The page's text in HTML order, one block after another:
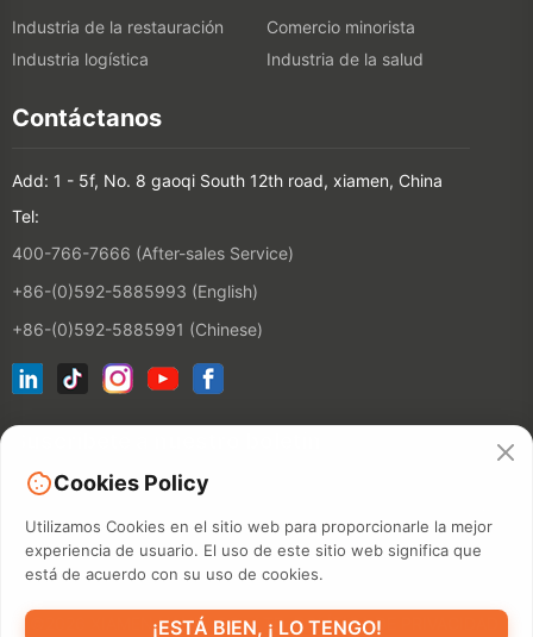
Industria de la restauración
Comercio minorista
Industria logística
Industria de la salud
Contáctanos
Add: 1 - 5f, No. 8 gaoqi South 12th road, xiamen, China
Tel:
400-766-7666 (After-sales Service)
+86-(0)592-5885993 (English)
+86-(0)592-5885991 (Chinese)
©2026 XIAMEN HANIN CO., LTD.POLÍTICA DE PRIVACIDAD
Cookies Policy
Utilizamos Cookies en el sitio web para proporcionarle la mejor
experiencia de usuario. El uso de este sitio web significa que
está de acuerdo con su uso de cookies.
¡ESTÁ BIEN, ¡ LO TENGO!